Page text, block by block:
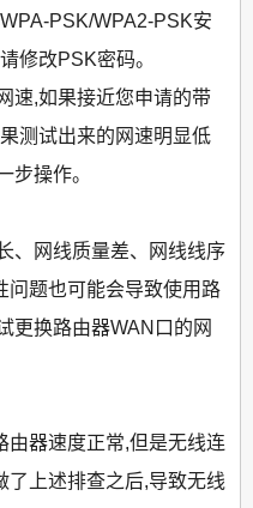
PSK/WPA2-PSK安
修改PSK密码。
速,如果接近您申请的带
测试出来的网速明显低
步操作。
、网线质量差、网线线序
问题也可能会导致使用路
更换路由器WAN口的网
由器速度正常,但是无线连
了上述排查之后,导致无线